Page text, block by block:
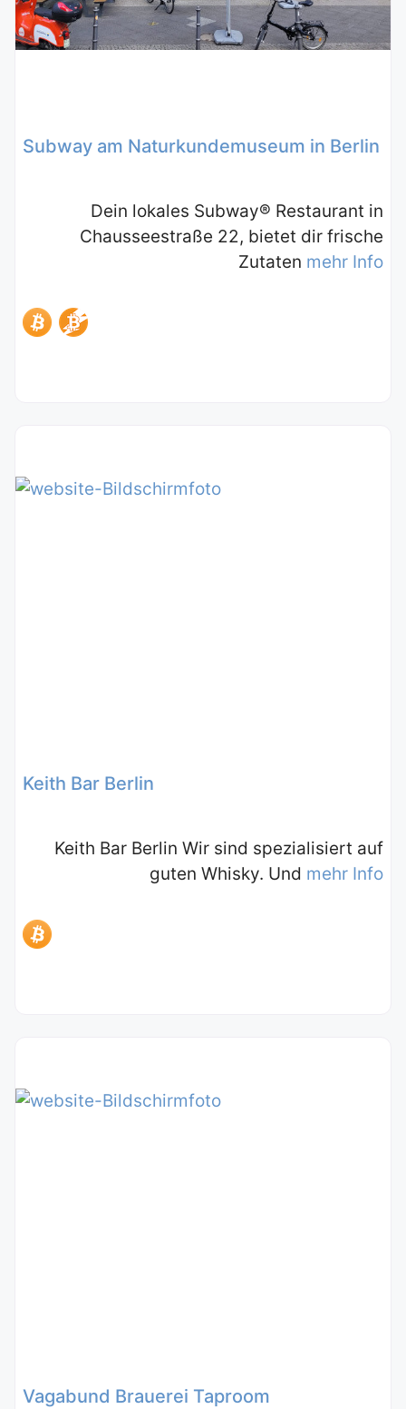
Subway am Naturkundemuseum in Berlin
Dein lokales Subway® Restaurant in
Chausseestraße 22, bietet dir frische
Zutaten mehr Info
Keith Bar Berlin
Keith Bar Berlin Wir sind spezialisiert auf
guten Whisky. Und mehr Info
Vagabund Brauerei Taproom